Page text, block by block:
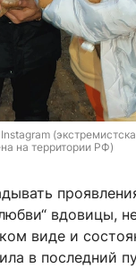
на территории РФ)
вдовицы,
виде и
в последний